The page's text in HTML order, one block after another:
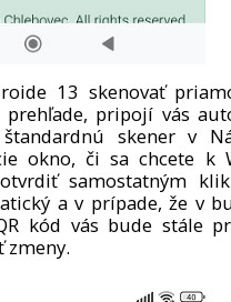
13 skenovať
pripojí vás
skener v
okno, či sa chcete k
samostatným
a v prípade, že v
kód vás bude stále
zmeny.